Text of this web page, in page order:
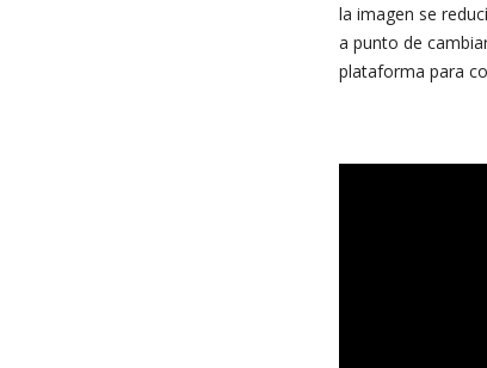
la imagen se
a punto de
plataforma para